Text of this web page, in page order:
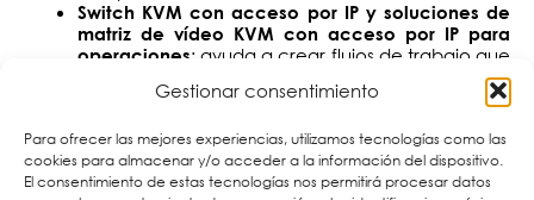
Gestionar consentimiento
Para ofrecer las mejores experiencias, utilizamos tecnologías como las
cookies para almacenar y/o acceder a la información del dispositivo.
El consentimiento de estas tecnologías nos permitirá procesar datos
Switch KVM con acceso por IP y soluciones de
matriz de vídeo KVM con acceso por IP para
operaciones: ayuda a crear flujos de trabajo que
requieren de una concentración y eficiencia
elevadas con el fin de garantizar el correcto